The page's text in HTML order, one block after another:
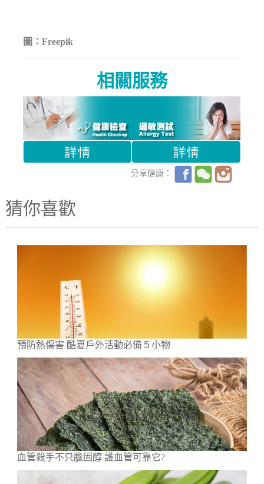
圖：Freepik
相關服務
分享健康：
猜你喜歡
預防熱傷害 酷夏戶外活動必備５小物
血管殺手不只膽固醇 護血管可靠它?